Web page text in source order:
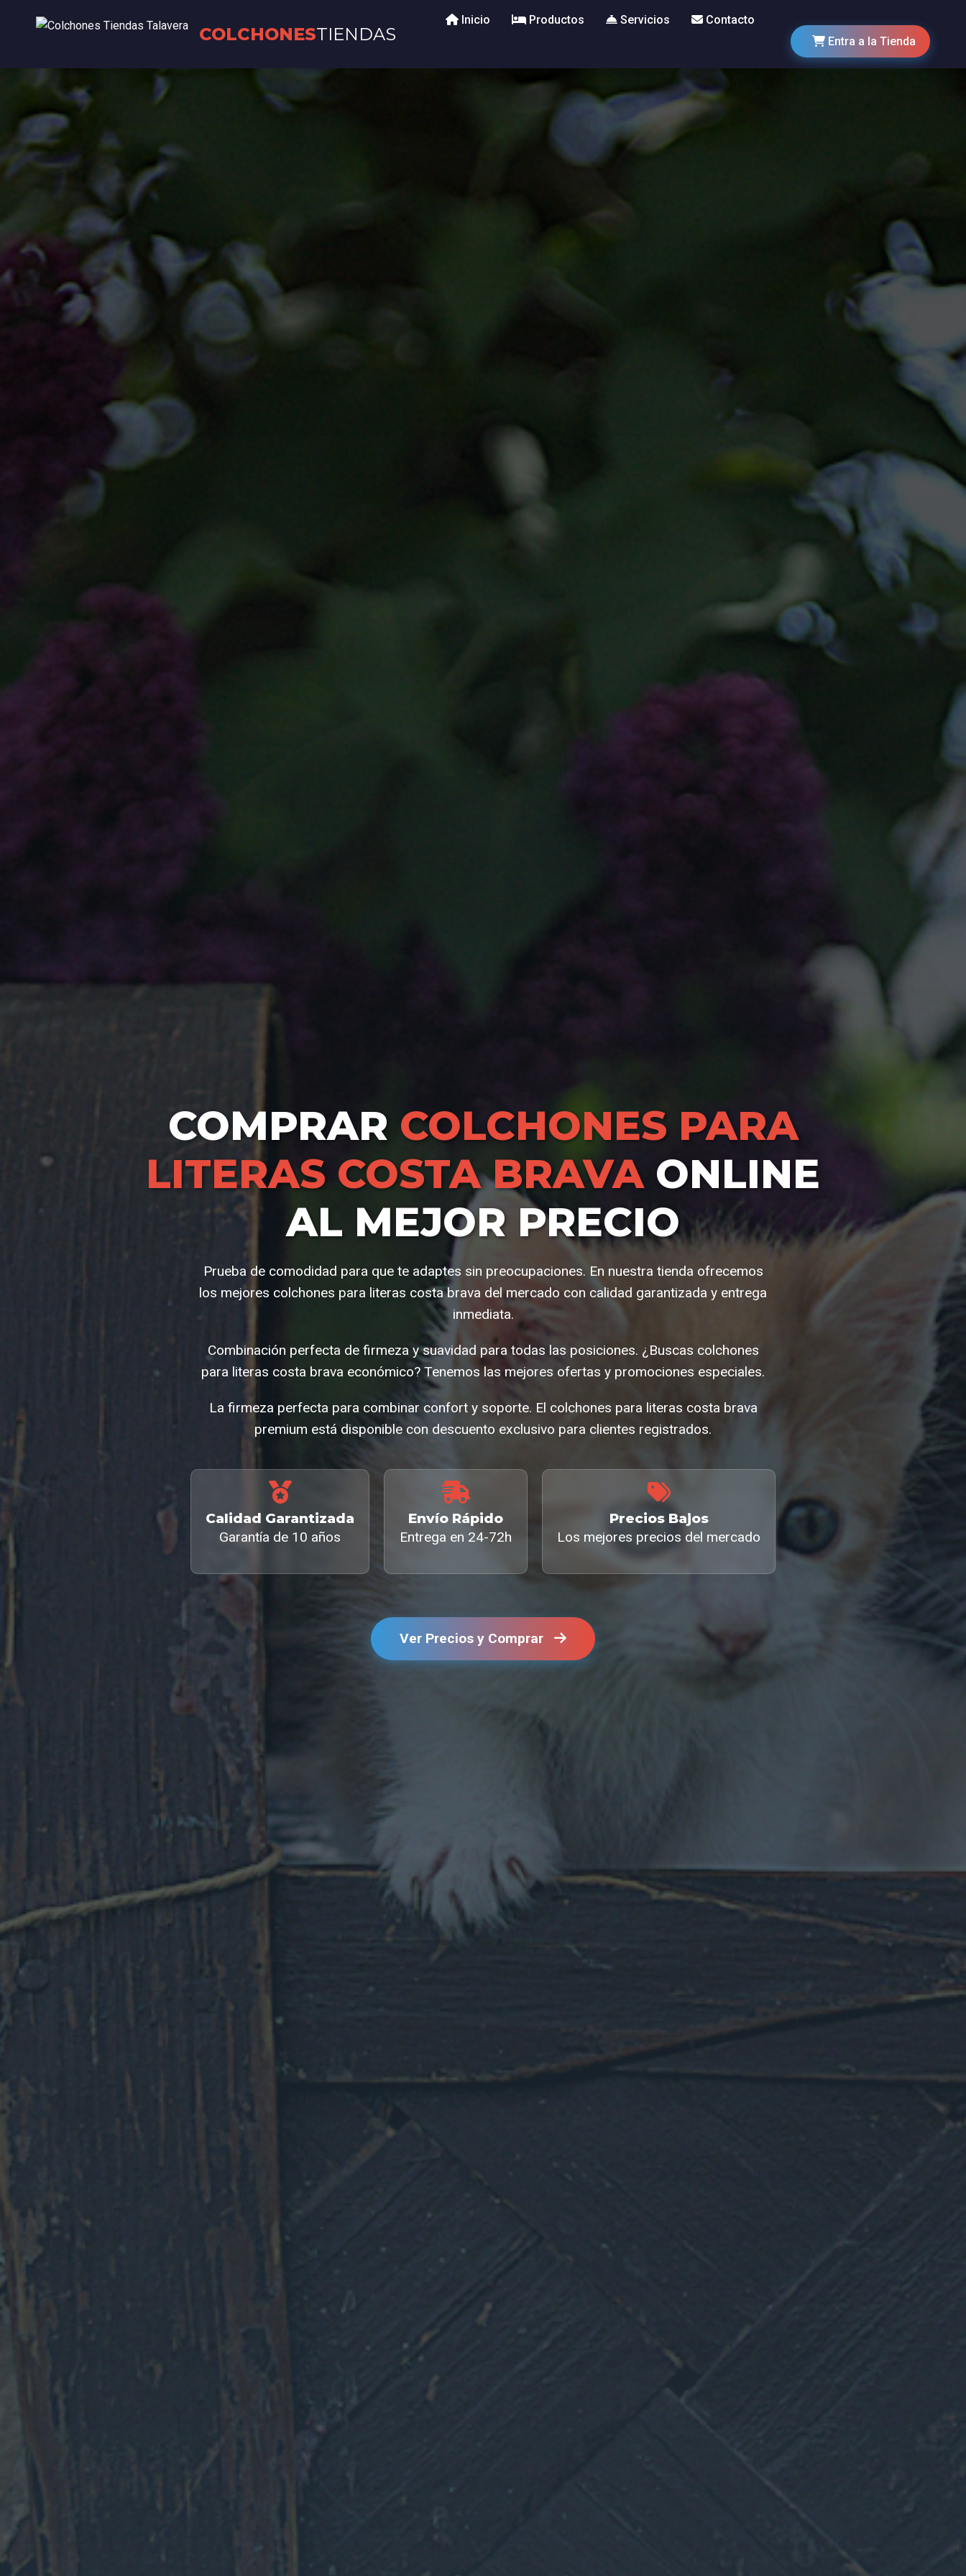
COLCHONESTIENDAS
Inicio Productos Servicios
Contacto
Entra a la Tienda
COMPRAR COLCHONES PARA
LITERAS COSTA BRAVAONLINE
AL MEJOR PRECIO
Prueba de comodidad para que te adaptes sin preocupaciones. En nuestra tienda ofrecemos
los mejores colchones para literas costa brava del mercado con calidad garantizada y entrega
inmediata.
Combinación perfecta de firmeza y suavidad para todas las posiciones. ¿Buscas colchones
para literas costa brava económico? Tenemos las mejores ofertas y promociones especiales.
La firmeza perfecta para combinar confort y soporte. El colchones para literas costa brava
premium está disponible con descuento exclusivo para clientes registrados.
Calidad Garantizada
Garantía de 10 años
Envío Rápido
Entrega en 24-72h
Precios Bajos
Los mejores precios del mercado
Ver Precios y Comprar